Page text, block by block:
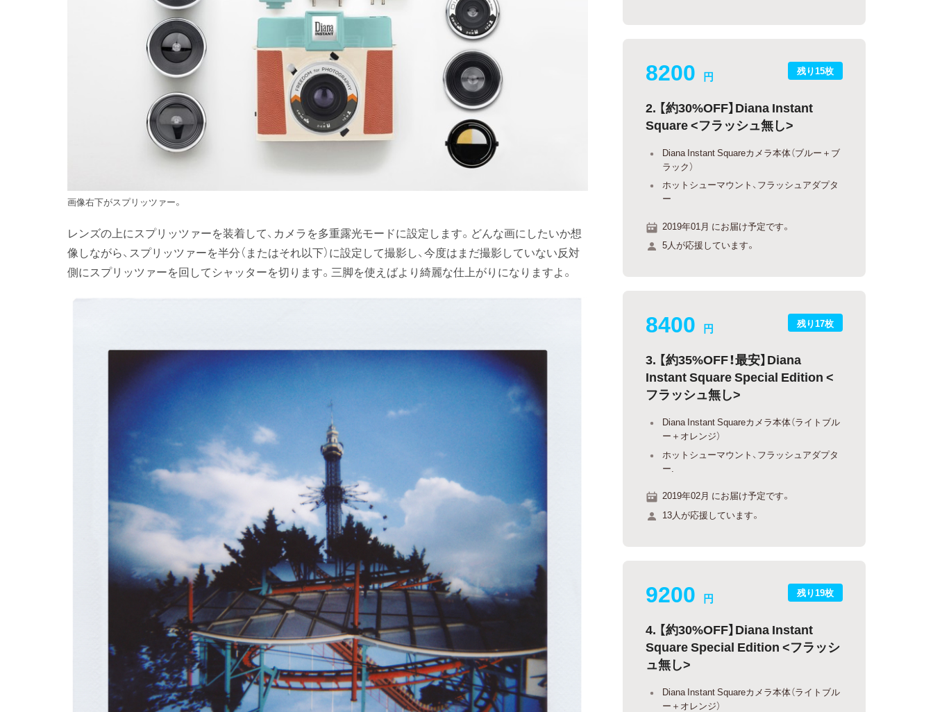
画像右下がスプリッツァー。
レンズの上にスプリッツァーを装着して、カメラを多重露光モードに設定します。どんな画にしたいか想
像しながら、スプリッツァーを半分（またはそれ以下）に設定して撮影し、今度はまだ撮影していない反対
側にスプリッツァーを回してシャッターを切ります。三脚を使えばより綺麗な仕上がりになりますよ。
残り15枚
8200 円
2. 【約30%OFF】Diana Instant
Square <フラッシュ無し>
Diana Instant Squareカメラ本体（ブルー＋ブ
ラック）
ホットシューマウント、フラッシュアダプタ
ー
2019年01月 にお届け予定です。
5人が応援しています。
残り17枚
8400 円
3. 【約35%OFF！最安】Diana
Instant Square Special Edition <
フラッシュ無し>
Diana Instant Squareカメラ本体（ライトブル
ー＋オレンジ）
ホットシューマウント、フラッシュアダプタ
ー.
2019年02月 にお届け予定です。
13人が応援しています。
残り19枚
9200 円
4. 【約30%OFF】Diana Instant
Square Special Edition <フラッシ
ュ無し>
Diana Instant Squareカメラ本体（ライトブル
ー＋オレンジ）